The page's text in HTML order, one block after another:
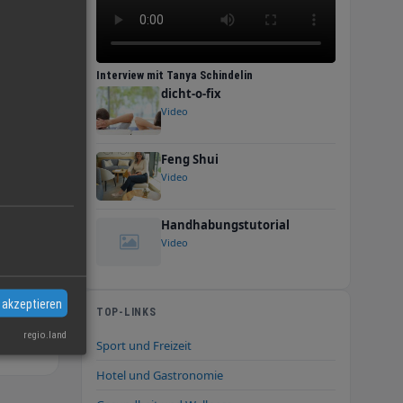
Interview mit Tanya Schindelin
dicht-o-fix
Video
Feng Shui
Video
Handhabungstutorial
Video
TOP-LINKS
Sport und Freizeit
Hotel und Gastronomie
regio.land